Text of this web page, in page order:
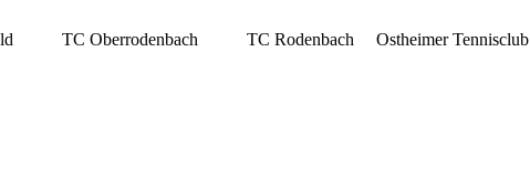
TC Oberrodenbach TC Rodenbach Ostheimer Tennisclub